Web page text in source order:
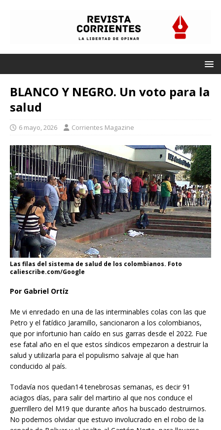
BLANCO Y NEGRO. Un voto para la
salud
6 mayo, 2026 Corrientes Magazine
Las filas del sistema de salud de los colombianos. Foto
caliescribe.com/Google
Por Gabriel Ortíz
Me vi enredado en una de las interminables colas con las que
Petro y el fatídico Jaramillo, sancionaron a los colombianos,
que por infortunio han caído en sus garras desde el 2022. Fue
ese fatal año en el que estos síndicos empezaron a destruir la
salud y utilizarla para el populismo salvaje al que han
conducido al país.
Todavía nos quedan14 tenebrosas semanas, es decir 91
aciagos días, para salir del martirio al que nos conduce el
guerrillero del M19 que durante años ha buscado destruirnos.
No podemos olvidar que estuvo involucrado en el robo de la